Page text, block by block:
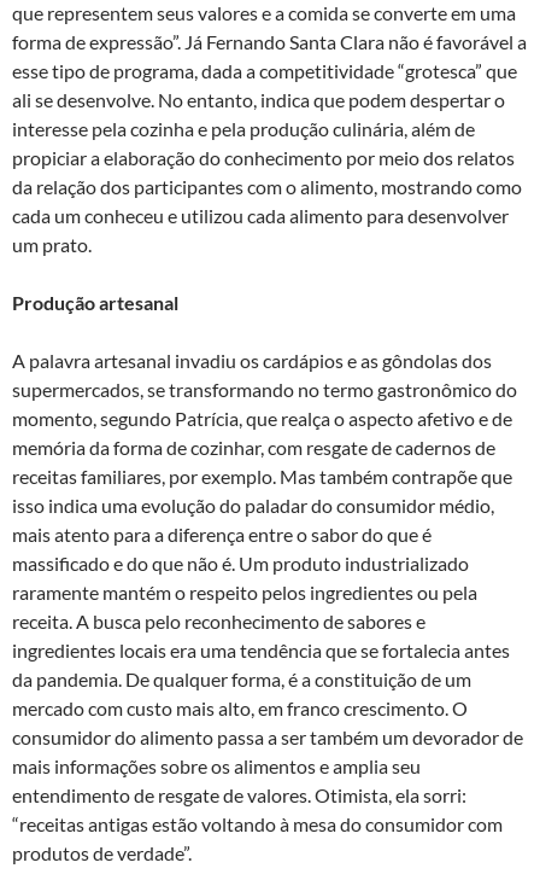
que representem seus valores e a comida se converte em uma
forma de expressão”. Já Fernando Santa Clara não é favorável a
esse tipo de programa, dada a competitividade “grotesca” que
ali se desenvolve. No entanto, indica que podem despertar o
interesse pela cozinha e pela produção culinária, além de
propiciar a elaboração do conhecimento por meio dos relatos
da relação dos participantes com o alimento, mostrando como
cada um conheceu e utilizou cada alimento para desenvolver
um prato.
Produção artesanal
A palavra artesanal invadiu os cardápios e as gôndolas dos
supermercados, se transformando no termo gastronômico do
momento, segundo Patrícia, que realça o aspecto afetivo e de
memória da forma de cozinhar, com resgate de cadernos de
receitas familiares, por exemplo. Mas também contrapõe que
isso indica uma evolução do paladar do consumidor médio,
mais atento para a diferença entre o sabor do que é
massificado e do que não é. Um produto industrializado
raramente mantém o respeito pelos ingredientes ou pela
receita. A busca pelo reconhecimento de sabores e
ingredientes locais era uma tendência que se fortalecia antes
da pandemia. De qualquer forma, é a constituição de um
mercado com custo mais alto, em franco crescimento. O
consumidor do alimento passa a ser também um devorador de
mais informações sobre os alimentos e amplia seu
entendimento de resgate de valores. Otimista, ela sorri:
“receitas antigas estão voltando à mesa do consumidor com
produtos de verdade”.